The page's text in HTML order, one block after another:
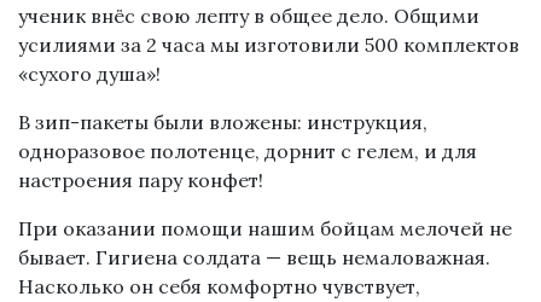
ученик внёс свою лепту в общее дело. Общими
усилиями за 2 часа мы изготовили 500 комплектов
«сухого душа»!
В зип-пакеты были вложены: инструкция,
одноразовое полотенце, дорнит с гелем, и для
настроения пару конфет!
При оказании помощи нашим бойцам мелочей не
бывает. Гигиена солдата — вещь немаловажная.
Насколько он себя комфортно чувствует,